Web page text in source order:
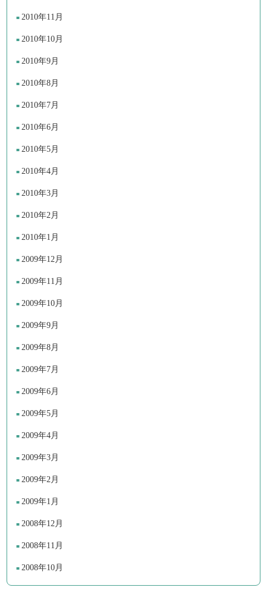
2010年11月
2010年10月
2010年9月
2010年8月
2010年7月
2010年6月
2010年5月
2010年4月
2010年3月
2010年2月
2010年1月
2009年12月
2009年11月
2009年10月
2009年9月
2009年8月
2009年7月
2009年6月
2009年5月
2009年4月
2009年3月
2009年2月
2009年1月
2008年12月
2008年11月
2008年10月